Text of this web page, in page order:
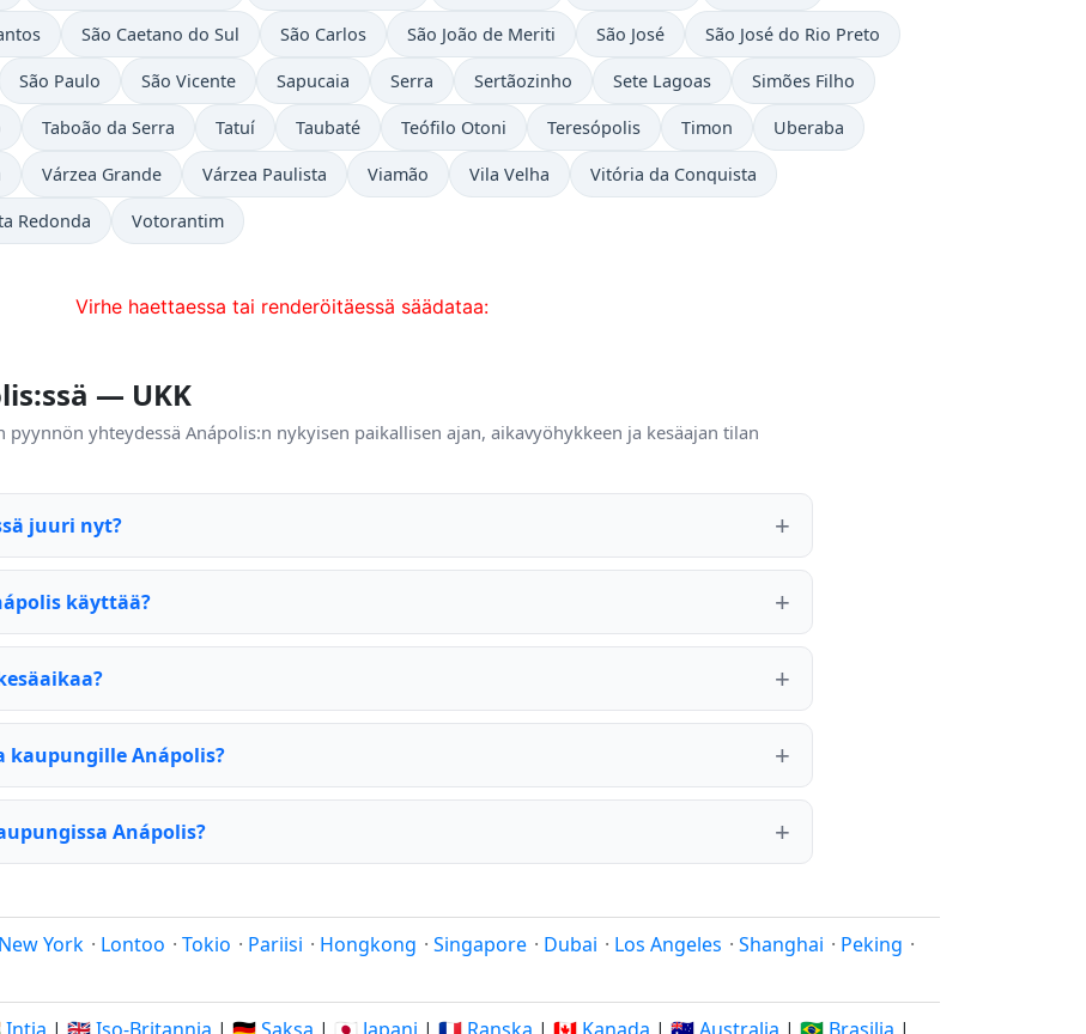
São Caetano do Sul São Carlos São João de Meriti São José São José do Rio Preto
São Paulo São Vicente Sapucaia Serra Sertãozinho Sete Lagoas Simões Filho
Taboão da Serra Tatuí Taubaté Teófilo Otoni Teresópolis Timon Uberaba
Várzea Grande Várzea Paulista Viamão Vila Velha Vitória da Conquista
Redonda Votorantim
Virhe haettaessa tai renderöitäessä säädataa:
— UKK
pyynnön yhteydessä Anápolis:n nykyisen paikallisen ajan, aikavyöhykkeen ja kesäajan tilan
juuri nyt?
käyttää?
kaupungille Anápolis?
Anápolis?
New York · Lontoo · Tokio · Pariisi · Hongkong · Singapore · Dubai · Los Angeles · Shanghai · Peking ·